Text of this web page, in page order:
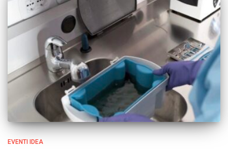
EVENTI IDEA